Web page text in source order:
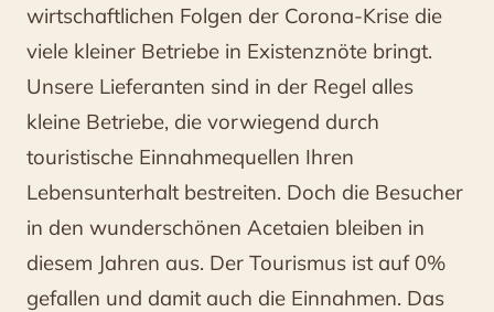
wirtschaftlichen Folgen der Corona-Krise die
viele kleiner Betriebe in Existenznöte bringt.
Unsere Lieferanten sind in der Regel alles
kleine Betriebe, die vorwiegend durch
touristische Einnahmequellen Ihren
Lebensunterhalt bestreiten. Doch die Besucher
in den wunderschönen Acetaien bleiben in
diesem Jahren aus. Der Tourismus ist auf 0%
gefallen und damit auch die Einnahmen. Das